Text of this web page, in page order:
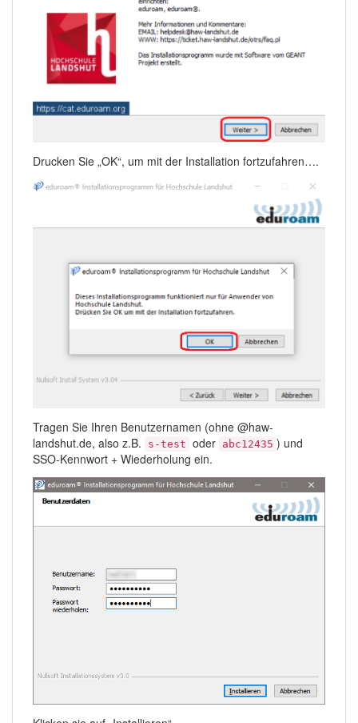
Drucken Sie „OK“, um mit der Installation fortzufahren….
Tragen Sie Ihren Benutzernamen (ohne @haw-
landshut.de, also z.B.
s-test oder abc12435 ) und
SSO-Kennwort + Wiederholung ein.